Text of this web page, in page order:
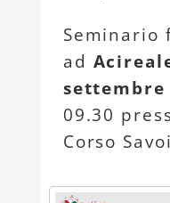
Seminario
ad
settembre
09.30
Corso